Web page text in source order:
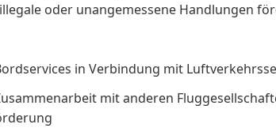
oder unangemessene Handlungen
in Verbindung mit
mit anderen